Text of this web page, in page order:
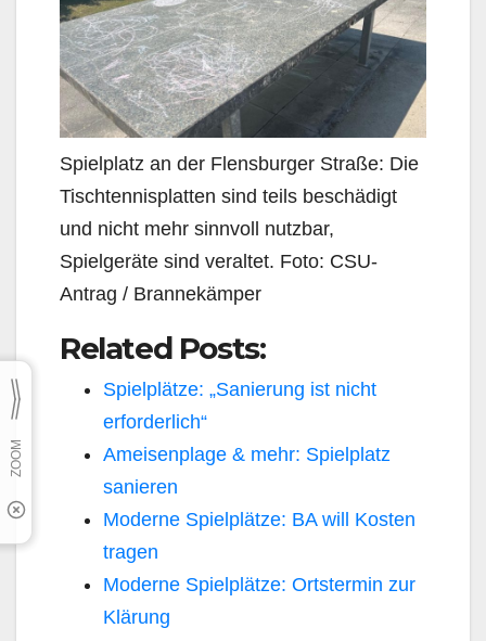
Spielplatz an der Flensburger Straße: Die
Tischtennisplatten sind teils beschädigt
und nicht mehr sinnvoll nutzbar,
Spielgeräte sind veraltet. Foto: CSU-
Antrag / Brannekämper
Related Posts:
Spielplätze: „Sanierung ist nicht
erforderlich“
Ameisenplage & mehr: Spielplatz
sanieren
Moderne Spielplätze: BA will Kosten
tragen
Moderne Spielplätze: Ortstermin zur
Klärung